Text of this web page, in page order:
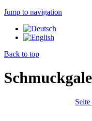
Jump to navigation
Back to top
Seite